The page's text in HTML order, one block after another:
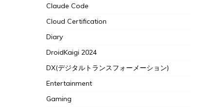
Claude Code
Cloud Certification
Diary
DroidKaigi 2024
DX(デジタルトランスフォーメーション)
Entertainment
Gaming